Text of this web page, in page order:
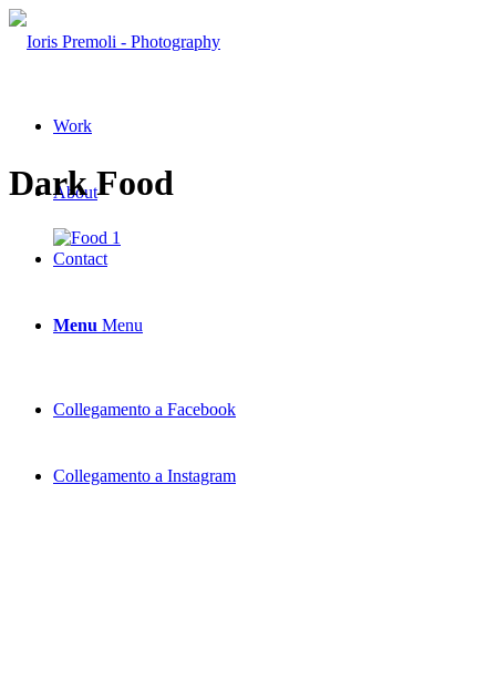
Work
About
Contact
Menu Menu
Collegamento a Facebook
Collegamento a Instagram
Dark Food